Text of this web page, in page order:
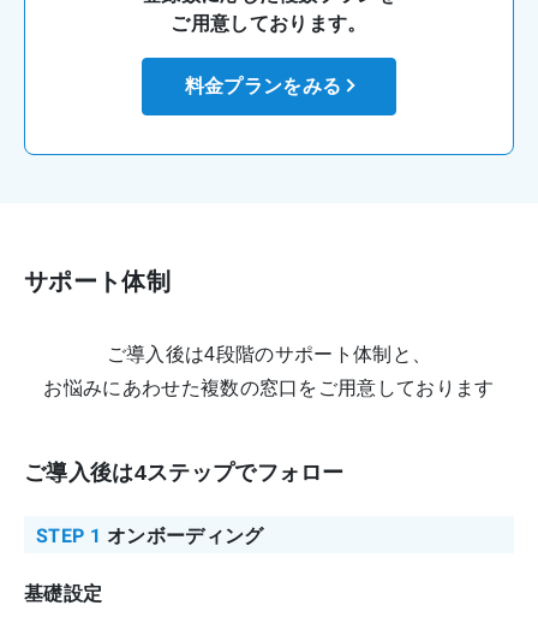
ご用意しております。
料金プランをみる
サポート体制
ご導入後は4段階のサポート体制と、
お悩みにあわせた複数の窓口をご用意しております
ご導入後は4ステップでフォロー
STEP 1 オンボーディング
基礎設定